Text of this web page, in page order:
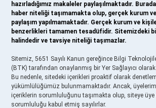
hazırladığımız makaleler paylaşılmaktadır.
haber niteliği taşımamakta olup, gerçek kurum
paylaşım yapılmamaktadır. Gerçek kurum ve
benzerlikleri tamamen tesadüfidir. Sitemizdeki
halindedir ve tavsiye niteliği taşımazlar.
Sitemiz, 5651 Sayılı Kanun gereğince Bilgi
(BTK) tarafından onaylanmış bir Yer Sağlayıcı
Bu nedenle, sitedeki içerikleri proaktif olarak
yükümlülüğümüz bulunmamaktadır. Ancak,
içeriklerin sorumluluğunu taşımakta olup, siteye üye
sorumluluğu kabul etmiş sayılırlar.